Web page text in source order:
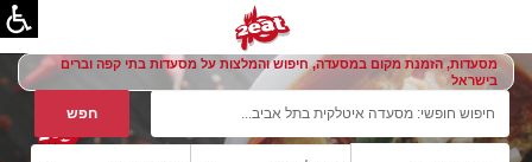
מסעדות, הזמנת מקום במסעדה, חיפוש והמלצות על מסעדות בתי קפה וברים
בישראל